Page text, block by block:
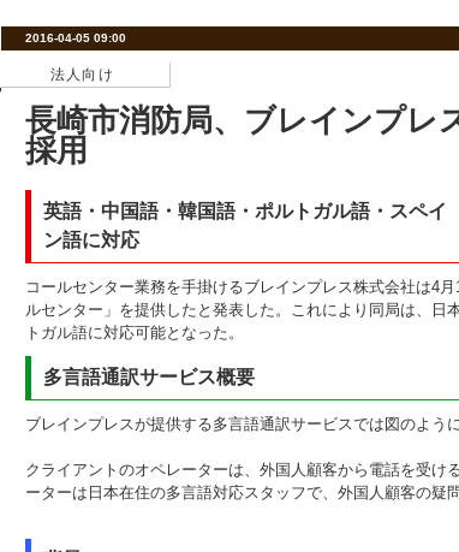
2016-04-05 09:00
法人向け
長崎市消防局、ブレインプレ
採用
英語・中国語・韓国語・ポルトガル語・スペイ
ン語に対応
コールセンター業務を手掛けるブレインプレス株式会社は4
ルセンター」を提供したと発表した。これにより同局は、
トガル語に対応可能となった。
多言語通訳サービス概要
ブレインプレスが提供する多言語通訳サービスでは図のよう
クライアントのオペレーターは、外国人顧客から電話を受
ーターは日本在住の多言語対応スタッフで、外国人顧客の疑